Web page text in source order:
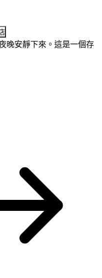
晚安靜下來。這是一個存